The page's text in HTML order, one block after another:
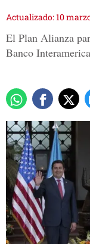
Actualizado: 10
El Plan Alianza
Banco